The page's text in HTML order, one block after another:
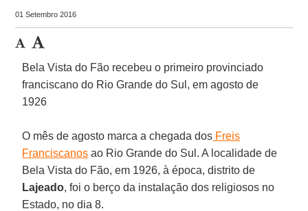
01 Setembro 2016
Bela Vista do Fão recebeu o primeiro provinciado
franciscano do Rio Grande do Sul, em agosto de
1926
O mês de agosto marca a chegada dos Freis
Franciscanos ao Rio Grande do Sul. A localidade de
Bela Vista do Fão, em 1926, à época, distrito de
Lajeado, foi o berço da instalação dos religiosos no
Estado, no dia 8.